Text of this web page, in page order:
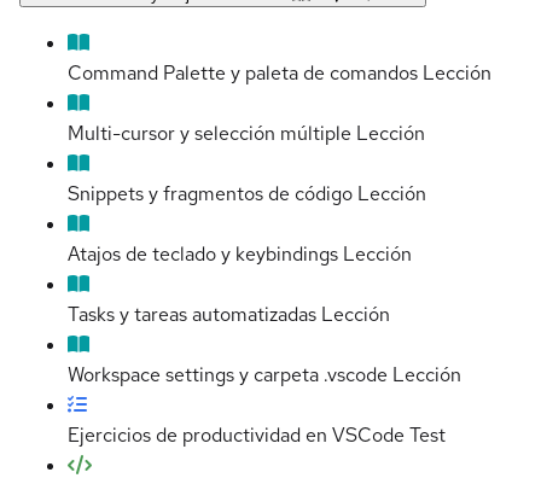
Command Palette y paleta de comandos Lección
Multi-cursor y selección múltiple Lección
Snippets y fragmentos de código Lección
Atajos de teclado y keybindings Lección
Tasks y tareas automatizadas Lección
Workspace settings y carpeta .vscode Lección
Ejercicios de productividad en VSCode Test